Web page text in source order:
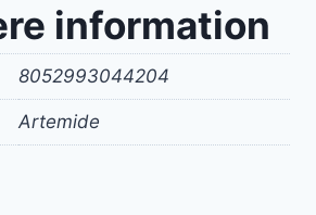
information
8052993044204
Artemide